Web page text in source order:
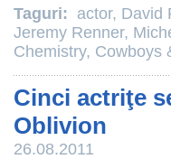
Taguri: actor, David
Jeremy Renner,
Chemistry, Cowboys
Cinci actriţe
Oblivion
26.08.2011